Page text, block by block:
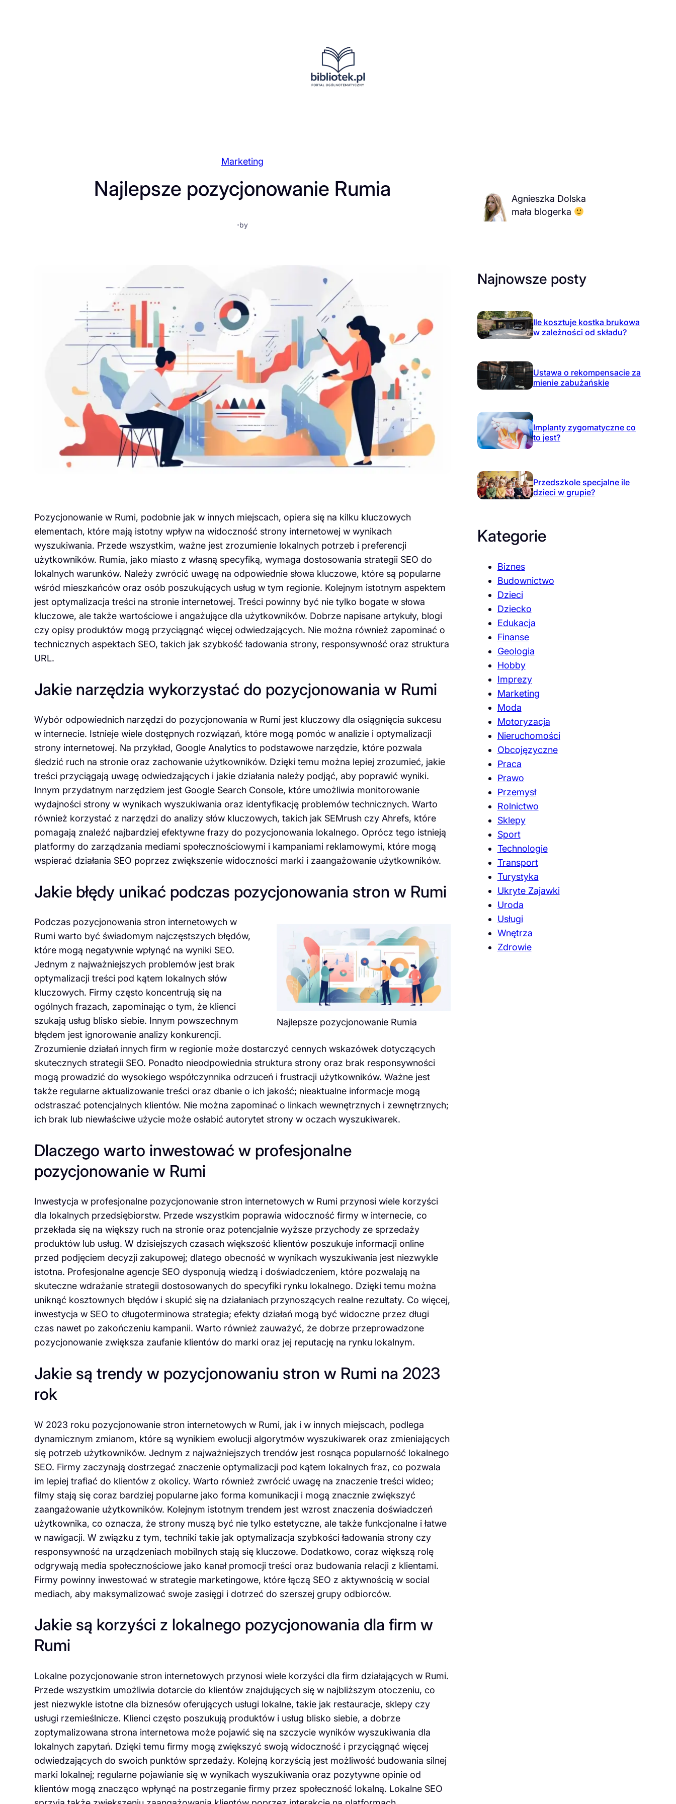
Marketing
Najlepsze pozycjonowanie Rumia
·by
Pozycjonowanie w Rumi, podobnie jak w innych miejscach, opiera się na kilku kluczowych
elementach, które mają istotny wpływ na widoczność strony internetowej w wynikach
wyszukiwania. Przede wszystkim, ważne jest zrozumienie lokalnych potrzeb i preferencji
użytkowników. Rumia, jako miasto z własną specyfiką, wymaga dostosowania strategii SEO do
lokalnych warunków. Należy zwrócić uwagę na odpowiednie słowa kluczowe, które są popularne
wśród mieszkańców oraz osób poszukujących usług w tym regionie. Kolejnym istotnym aspektem
jest optymalizacja treści na stronie internetowej. Treści powinny być nie tylko bogate w słowa
kluczowe, ale także wartościowe i angażujące dla użytkowników. Dobrze napisane artykuły, blogi
czy opisy produktów mogą przyciągnąć więcej odwiedzających. Nie można również zapominać o
technicznych aspektach SEO, takich jak szybkość ładowania strony, responsywność oraz struktura
URL.
Jakie narzędzia wykorzystać do pozycjonowania w Rumi
Wybór odpowiednich narzędzi do pozycjonowania w Rumi jest kluczowy dla osiągnięcia sukcesu
w internecie. Istnieje wiele dostępnych rozwiązań, które mogą pomóc w analizie i optymalizacji
strony internetowej. Na przykład, Google Analytics to podstawowe narzędzie, które pozwala
śledzić ruch na stronie oraz zachowanie użytkowników. Dzięki temu można lepiej zrozumieć, jakie
treści przyciągają uwagę odwiedzających i jakie działania należy podjąć, aby poprawić wyniki.
Innym przydatnym narzędziem jest Google Search Console, które umożliwia monitorowanie
wydajności strony w wynikach wyszukiwania oraz identyfikację problemów technicznych. Warto
również korzystać z narzędzi do analizy słów kluczowych, takich jak SEMrush czy Ahrefs, które
pomagają znaleźć najbardziej efektywne frazy do pozycjonowania lokalnego. Oprócz tego istnieją
platformy do zarządzania mediami społecznościowymi i kampaniami reklamowymi, które mogą
wspierać działania SEO poprzez zwiększenie widoczności marki i zaangażowanie użytkowników.
Jakie błędy unikać podczas pozycjonowania stron w Rumi
Najlepsze pozycjonowanie Rumia
Podczas pozycjonowania stron internetowych w
Rumi warto być świadomym najczęstszych błędów,
które mogą negatywnie wpłynąć na wyniki SEO.
Jednym z najważniejszych problemów jest brak
optymalizacji treści pod kątem lokalnych słów
kluczowych. Firmy często koncentrują się na
ogólnych frazach, zapominając o tym, że klienci
szukają usług blisko siebie. Innym powszechnym
błędem jest ignorowanie analizy konkurencji.
Zrozumienie działań innych firm w regionie może dostarczyć cennych wskazówek dotyczących
skutecznych strategii SEO. Ponadto nieodpowiednia struktura strony oraz brak responsywności
mogą prowadzić do wysokiego współczynnika odrzuceń i frustracji użytkowników. Ważne jest
także regularne aktualizowanie treści oraz dbanie o ich jakość; nieaktualne informacje mogą
odstraszać potencjalnych klientów. Nie można zapominać o linkach wewnętrznych i zewnętrznych;
ich brak lub niewłaściwe użycie może osłabić autorytet strony w oczach wyszukiwarek.
Dlaczego warto inwestować w profesjonalne
pozycjonowanie w Rumi
Inwestycja w profesjonalne pozycjonowanie stron internetowych w Rumi przynosi wiele korzyści
dla lokalnych przedsiębiorstw. Przede wszystkim poprawia widoczność firmy w internecie, co
przekłada się na większy ruch na stronie oraz potencjalnie wyższe przychody ze sprzedaży
produktów lub usług. W dzisiejszych czasach większość klientów poszukuje informacji online
przed podjęciem decyzji zakupowej; dlatego obecność w wynikach wyszukiwania jest niezwykle
istotna. Profesjonalne agencje SEO dysponują wiedzą i doświadczeniem, które pozwalają na
skuteczne wdrażanie strategii dostosowanych do specyfiki rynku lokalnego. Dzięki temu można
uniknąć kosztownych błędów i skupić się na działaniach przynoszących realne rezultaty. Co więcej,
inwestycja w SEO to długoterminowa strategia; efekty działań mogą być widoczne przez długi
czas nawet po zakończeniu kampanii. Warto również zauważyć, że dobrze przeprowadzone
pozycjonowanie zwiększa zaufanie klientów do marki oraz jej reputację na rynku lokalnym.
Jakie są trendy w pozycjonowaniu stron w Rumi na 2023
rok
W 2023 roku pozycjonowanie stron internetowych w Rumi, jak i w innych miejscach, podlega
dynamicznym zmianom, które są wynikiem ewolucji algorytmów wyszukiwarek oraz zmieniających
się potrzeb użytkowników. Jednym z najważniejszych trendów jest rosnąca popularność lokalnego
SEO. Firmy zaczynają dostrzegać znaczenie optymalizacji pod kątem lokalnych fraz, co pozwala
im lepiej trafiać do klientów z okolicy. Warto również zwrócić uwagę na znaczenie treści wideo;
filmy stają się coraz bardziej popularne jako forma komunikacji i mogą znacznie zwiększyć
zaangażowanie użytkowników. Kolejnym istotnym trendem jest wzrost znaczenia doświadczeń
użytkownika, co oznacza, że strony muszą być nie tylko estetyczne, ale także funkcjonalne i łatwe
w nawigacji. W związku z tym, techniki takie jak optymalizacja szybkości ładowania strony czy
responsywność na urządzeniach mobilnych stają się kluczowe. Dodatkowo, coraz większą rolę
odgrywają media społecznościowe jako kanał promocji treści oraz budowania relacji z klientami.
Firmy powinny inwestować w strategie marketingowe, które łączą SEO z aktywnością w social
mediach, aby maksymalizować swoje zasięgi i dotrzeć do szerszej grupy odbiorców.
Jakie są korzyści z lokalnego pozycjonowania dla firm w
Rumi
Lokalne pozycjonowanie stron internetowych przynosi wiele korzyści dla firm działających w Rumi.
Przede wszystkim umożliwia dotarcie do klientów znajdujących się w najbliższym otoczeniu, co
jest niezwykle istotne dla biznesów oferujących usługi lokalne, takie jak restauracje, sklepy czy
usługi rzemieślnicze. Klienci często poszukują produktów i usług blisko siebie, a dobrze
zoptymalizowana strona internetowa może pojawić się na szczycie wyników wyszukiwania dla
lokalnych zapytań. Dzięki temu firmy mogą zwiększyć swoją widoczność i przyciągnąć więcej
odwiedzających do swoich punktów sprzedaży. Kolejną korzyścią jest możliwość budowania silnej
marki lokalnej; regularne pojawianie się w wynikach wyszukiwania oraz pozytywne opinie od
klientów mogą znacząco wpłynąć na postrzeganie firmy przez społeczność lokalną. Lokalne SEO
Agnieszka Dolska
mała blogerka
Najnowsze posty
Ile kosztuje kostka brukowa
w zależności od składu?
Ustawa o rekompensacie za
mienie zabużańskie
Implanty zygomatyczne co
to jest?
Przedszkole specjalne ile
dzieci w grupie?
Kategorie
Biznes
Budownictwo
Dzieci
Dziecko
Edukacja
Finanse
Geologia
Hobby
Imprezy
Marketing
Moda
Motoryzacja
Nieruchomości
Obcojęzyczne
Praca
Prawo
Przemysł
Rolnictwo
Sklepy
Sport
Technologie
Transport
Turystyka
Ukryte Zajawki
Uroda
Usługi
Wnętrza
Zdrowie